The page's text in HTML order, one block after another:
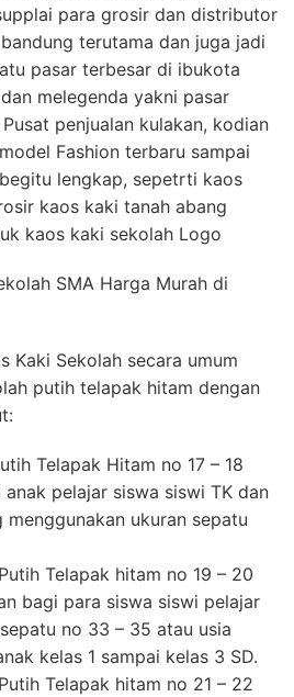
para grosir dan distributor
terutama dan juga jadi
pasar terbesar di ibukota
melegenda yakni pasar
penjualan kulakan, kodian
Fashion terbaru sampai
lengkap, sepetrti kaos
kaos kaki tanah abang
kaos kaki sekolah Logo
SMA Harga Murah di
Kaki Sekolah secara umum
putih telapak hitam dengan
Telapak Hitam no 17 – 18
pelajar siswa siswi TK dan
menggunakan ukuran sepatu
Telapak hitam no 19 – 20
bagi para siswa siswi pelajar
no 33 – 35 atau usia
kelas 1 sampai kelas 3 SD.
Telapak hitam no 21 – 22